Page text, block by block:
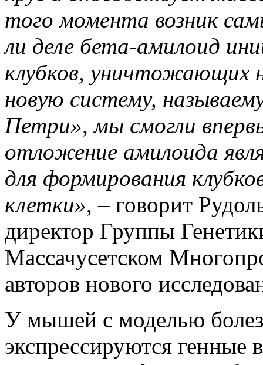
того момента возник
ли деле бета-амилоид
клубков, уничтожающих
новую систему,
Петри», мы смогли
отложение амилоида
для формирования
клетки», – говорит
директор Группы
Массачусетском
авторов нового
У мышей с моделью
экспрессируются